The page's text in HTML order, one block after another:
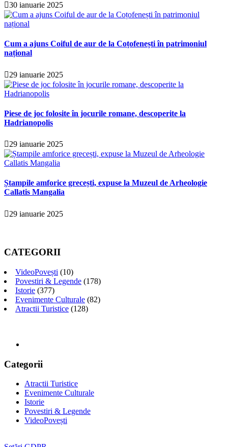
30 ianuarie 2025
Cum a ajuns Coiful de aur de la Coțofenești în patrimoniul
național
29 ianuarie 2025
Piese de joc folosite în jocurile romane, descoperite la
Hadrianopolis
29 ianuarie 2025
Ștampile amforice grecești, expuse la Muzeul de Arheologie
Callatis Mangalia
29 ianuarie 2025
CATEGORII
VideoPovești (10)
Povestiri & Legende (178)
Istorie (377)
Evenimente Culturale (82)
Atractii Turistice (128)
Categorii
Atractii Turistice
Evenimente Culturale
Istorie
Povestiri & Legende
VideoPovești